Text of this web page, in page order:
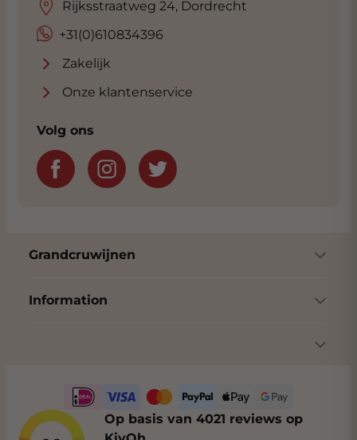
+31(0)610834396
Rijksstraatweg 24, Dordrecht
Zakelijk
Onze klantenservice
Volg ons
Grandcruwijnen
Information
Op basis van 4021 reviews op